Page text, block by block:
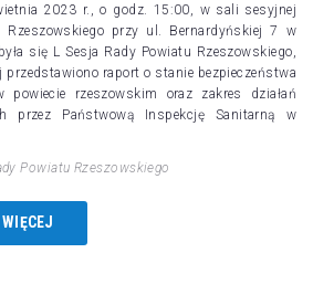
2023 r., o godz. 15:00, w sali sesyjnej
Rzeszowskiego przy ul. Bernardyńskiej 7 w
się L Sesja Rady Powiatu Rzeszowskiego,
przedstawiono raport o stanie bezpieczeństwa
powiecie rzeszowskim oraz zakres działań
przez Państwową Inspekcję Sanitarną w
Powiatu Rzeszowskiego